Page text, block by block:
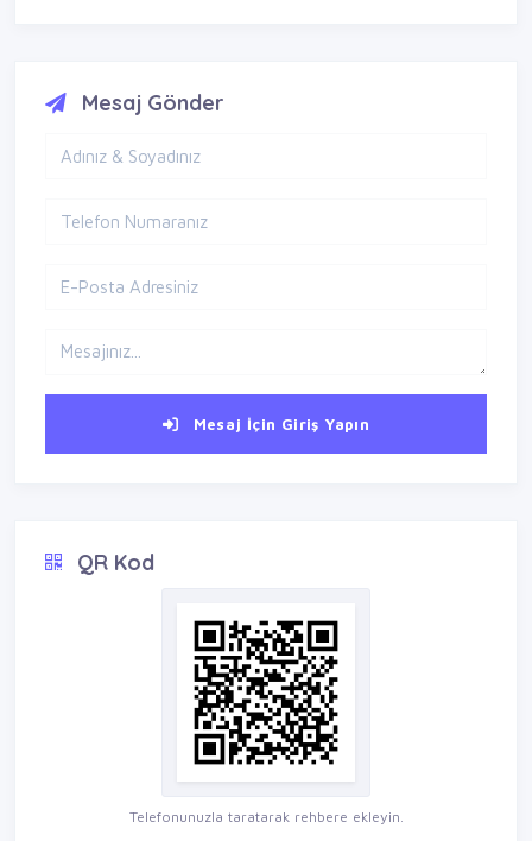
Mesaj Gönder
Mesaj İçin Giriş Yapın
QR Kod
Telefonunuzla taratarak rehbere ekleyin.